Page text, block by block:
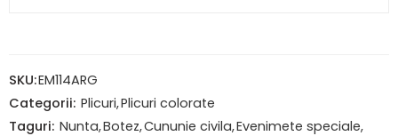
SKU:EM114ARG
Categorii: Plicuri,Plicuri colorate
Taguri: Nunta,Botez,Cununie civila,Evenimete speciale,